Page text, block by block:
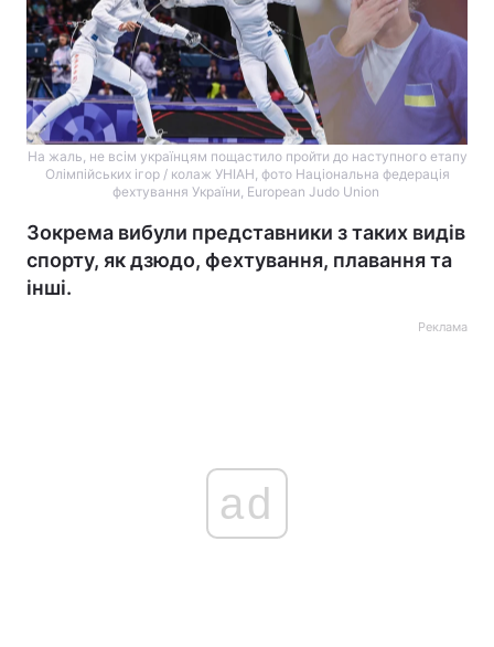
На жаль, не всім українцям пощастило пройти до наступного етапу
Олімпійських ігор / колаж УНІАН, фото Національна федерація
фехтування України, European Judo Union
Зокрема вибули представники з таких видів
спорту, як дзюдо, фехтування, плавання та
інші.
Реклама
ad